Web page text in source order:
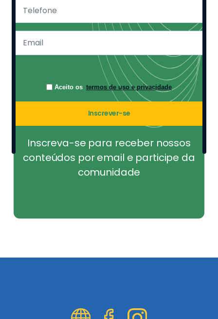
Aceito os termos de uso e privacidade
Inscrever-se
Inscreva-se para receber nossos
conteúdos por email e participe da
comunidade